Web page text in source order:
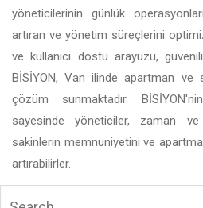
yöneticilerinin günlük
artıran ve yönetim süreçlerini
ve kullanıcı dostu arayüzü,
BİSİYON, Van ilinde apartman ve
çözüm sunmaktadır.
sayesinde yöneticiler, zaman
sakinlerin memnuniyetini ve
artırabilirler.